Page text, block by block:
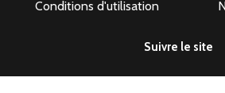
Conditions d'utilisation
Suivre le site